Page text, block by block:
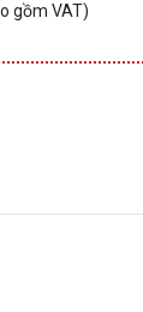
gồm VAT)